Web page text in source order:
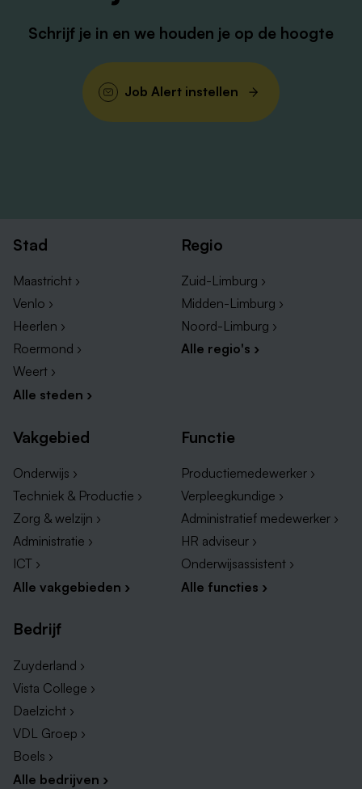
Schrijf je in en we houden je op de hoogte
Job Alert instellen
Stad
Maastricht ›
Venlo ›
Heerlen ›
Roermond ›
Weert ›
Alle steden ›
Regio
Zuid-Limburg ›
Midden-Limburg ›
Noord-Limburg ›
Alle regio's ›
Vakgebied
Onderwijs ›
Techniek & Productie ›
Zorg & welzijn ›
Administratie ›
ICT ›
Alle vakgebieden ›
Functie
Productiemedewerker ›
Verpleegkundige ›
Administratief medewerker ›
HR adviseur ›
Onderwijsassistent ›
Alle functies ›
Bedrijf
Zuyderland ›
Vista College ›
Daelzicht ›
VDL Groep ›
Boels ›
Alle bedrijven ›